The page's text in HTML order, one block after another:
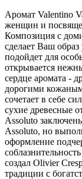
Аромат Valentino
женщин и
Композиция с
сделает Ваш
подойдет для
открывается
сердце аромата -
дорогими
сочетает в себе
сухие древесные
Assoluto
Assoluto, но
оформление
создал Olivier
традиции с